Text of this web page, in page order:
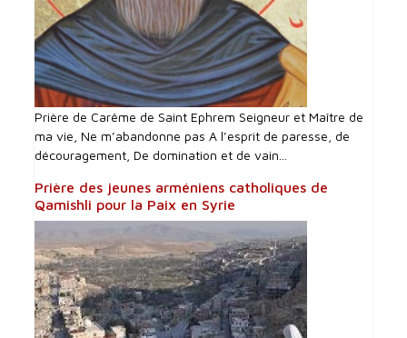
Prière de Carême de Saint Ephrem Seigneur et Maître de
ma vie, Ne m’abandonne pas A l’esprit de paresse, de
découragement, De domination et de vain...
Prière des jeunes arméniens catholiques de
Qamishli pour la Paix en Syrie